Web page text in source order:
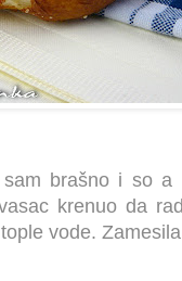
brašno i so a
krenuo da
vode.